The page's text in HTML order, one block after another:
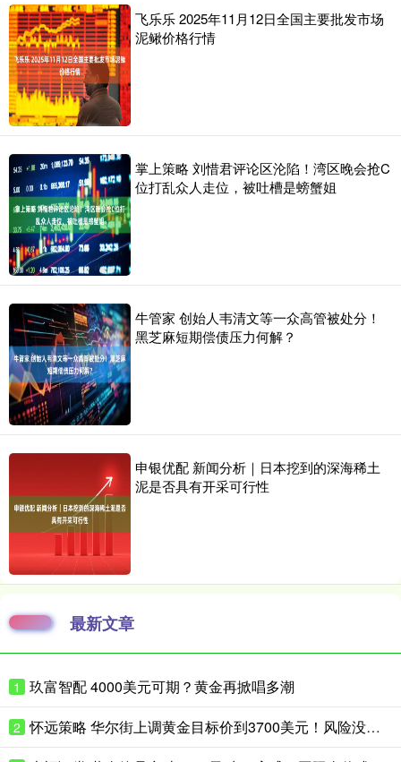
飞乐乐 2025年11月12日全国主要批发市场
泥鳅价格行情
掌上策略 刘惜君评论区沦陷！湾区晚会抢C
位打乱众人走位，被吐槽是螃蟹姐
牛管家 创始人韦清文等一众高管被处分！
黑芝麻短期偿债压力何解？
申银优配 新闻分析｜日本挖到的深海稀土
泥是否具有开采可行性
最新文章
1 玖富智配 4000美元可期？黄金再掀唱多潮
2 怀远策略 华尔街上调黄金目标价到3700美元！风险没这么快消停